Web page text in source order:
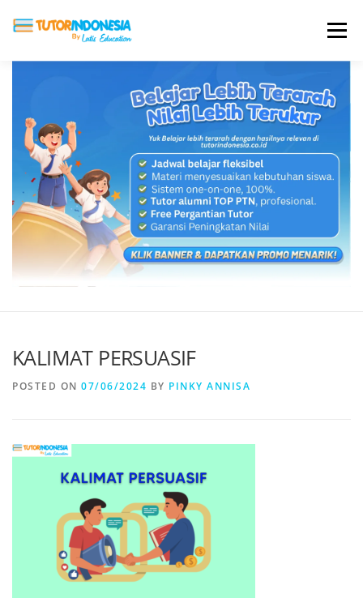
Menu
ABOUT US JADI PENGAJAR
BIAYA LES TESTIMONI PROFIL ALUMNI
BLOG DAFTAR SEKOLAH
KALIMAT PERSUASIF
POSTED ON 07/06/2024 BY PINKY ANNISA